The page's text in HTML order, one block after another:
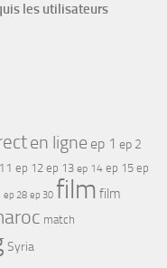
les utilisateurs
en ligne ep 1 ep 2
ep 12 ep 13 ep 14 ep 15 ep
ep 28 ep 30 film film
match
Syria